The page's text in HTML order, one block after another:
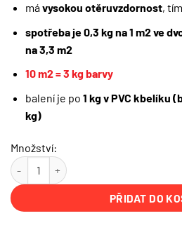
mávysokou otěruvzdornost, tím
spotřeba je 0,3 kg na 1 m2 ve
na 3,3 m2
10 m2 = 3 kg barvy
balení je po 1 kg v PVC kbelíku
kg)
Množství:
Latexová barva | PROLATEX množství
PŘIDAT DO